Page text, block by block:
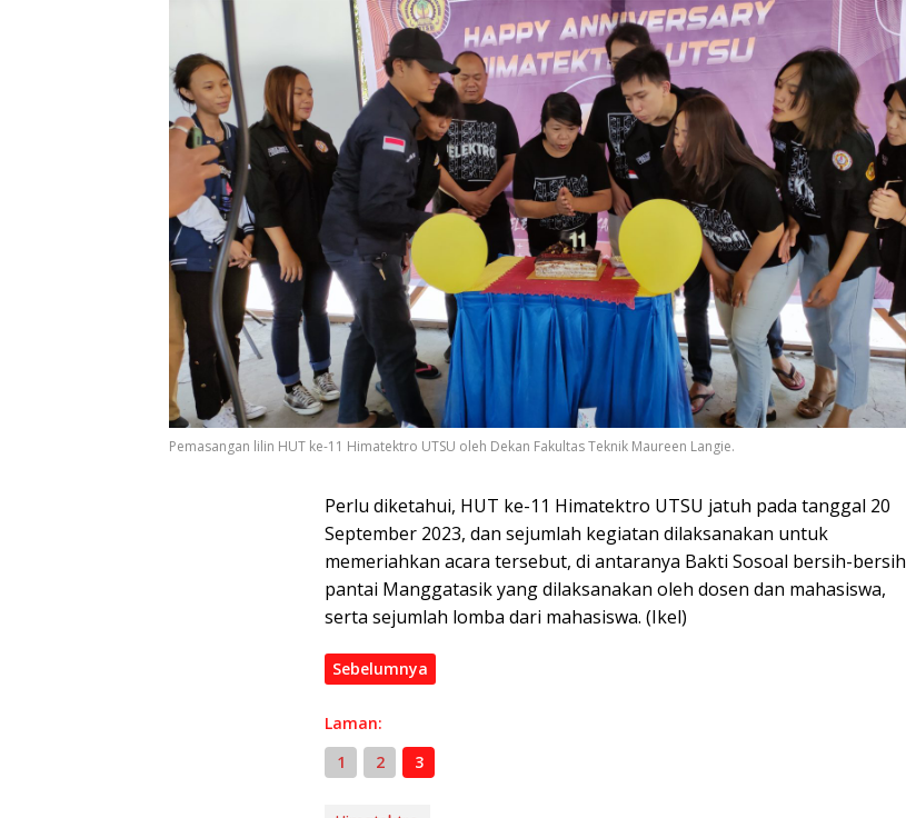
Pemasangan lilin HUT ke-11 Himatektro UTSU oleh Dekan Fakultas Teknik Maureen Langie.
Perlu diketahui, HUT ke-11 Himatektro UTSU jatuh pada tanggal 20
September 2023, dan sejumlah kegiatan dilaksanakan untuk
memeriahkan acara tersebut, di antaranya Bakti Sosoal bersih-bersih
pantai Manggatasik yang dilaksanakan oleh dosen dan mahasiswa,
serta sejumlah lomba dari mahasiswa. (Ikel)
Sebelumnya
Laman:
1
2 3